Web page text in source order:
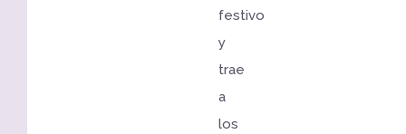
festivo
y
trae
a
los